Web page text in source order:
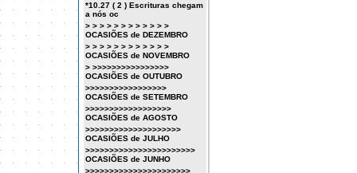
*10.27 ( 2 ) Escrituras chegam
a nós oc
> > > > > > > > > > > >
OCASIÕES de DEZEMBRO
> > > > > > > > > > > >
OCASIÕES de NOVEMBRO
> >>>>>>>>>>>>>>>>
OCASIÕES de OUTUBRO
>>>>>>>>>>>>>>>>>
OCASIÕES de SETEMBRO
>>>>>>>>>>>>>>>>>>
OCASIÕES de AGOSTO
>>>>>>>>>>>>>>>>>>>>
OCASIÕES de JULHO
>>>>>>>>>>>>>>>>>>>>>>>
OCASIÕES de JUNHO
>>>>>>>>>>>>>>>>>>>>>>